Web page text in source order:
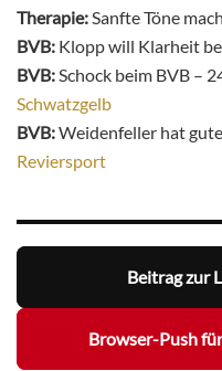
Therapie: Sanfte Töne
BVB: Klopp will Klarheit
BVB: Schock beim BVB –
Schwatzgelb
BVB:Weidenfeller hat
Reviersport
Beitrag zur
Browser-Push